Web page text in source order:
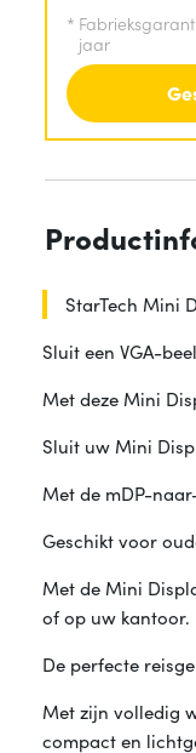
*
jaar
StarTech Mini
Sluit een VGA-
Met deze Mini
Sluit uw Mini
Met de mDP-
Geschikt voor
Met de Mini
of op uw kantoor.
De perfecte
Met zijn volledig
compact en